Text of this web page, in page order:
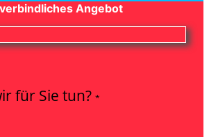
Angebot
für Sie tun? *